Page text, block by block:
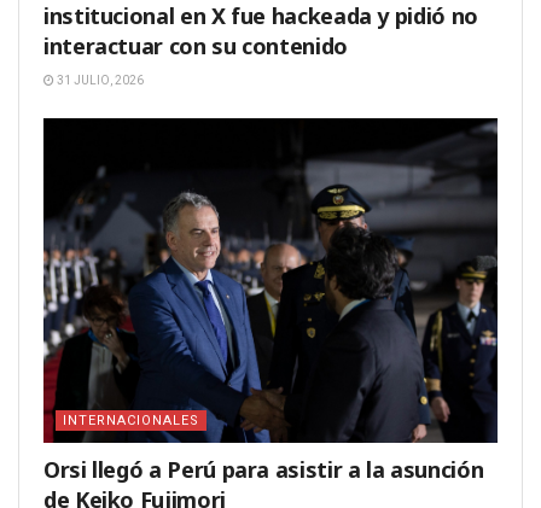
institucional en X fue hackeada y pidió no
interactuar con su contenido
31 JULIO, 2026
INTERNACIONALES
Orsi llegó a Perú para asistir a la asunción
de Keiko Fujimori